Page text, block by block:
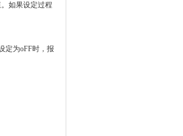
如果设定过程
定为oFF时，报